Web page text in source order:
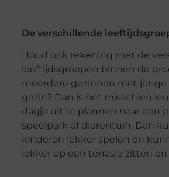
De verschillende
Houd ook rekening met de
leeftijdsgroepen binnen de
meerdere gezinnen met
gezin? Dan is het misschien
dagje uit te plannen naar een
speelpark of dierentuin. Dan
kinderen lekker spelen en
lekker op een terrasje zitten